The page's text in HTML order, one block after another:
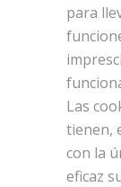
para
Las
tienen,
con la
eficaz